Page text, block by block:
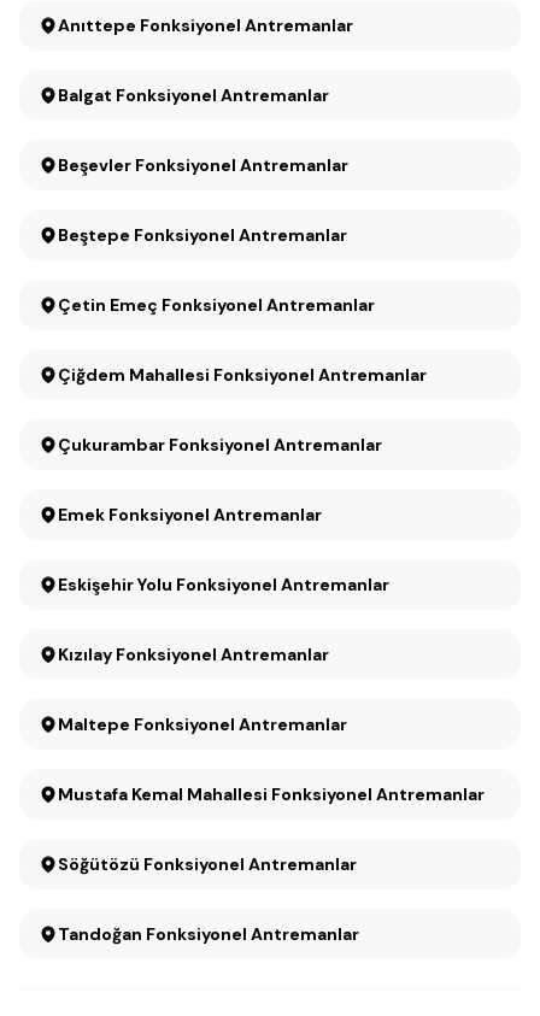
Anıttepe Fonksiyonel Antremanlar
Balgat Fonksiyonel Antremanlar
Beşevler Fonksiyonel Antremanlar
Beştepe Fonksiyonel Antremanlar
Çetin Emeç Fonksiyonel Antremanlar
Çiğdem Mahallesi Fonksiyonel Antremanlar
Çukurambar Fonksiyonel Antremanlar
Emek Fonksiyonel Antremanlar
Eskişehir Yolu Fonksiyonel Antremanlar
Kızılay Fonksiyonel Antremanlar
Maltepe Fonksiyonel Antremanlar
Mustafa Kemal Mahallesi Fonksiyonel Antremanlar
Söğütözü Fonksiyonel Antremanlar
Tandoğan Fonksiyonel Antremanlar